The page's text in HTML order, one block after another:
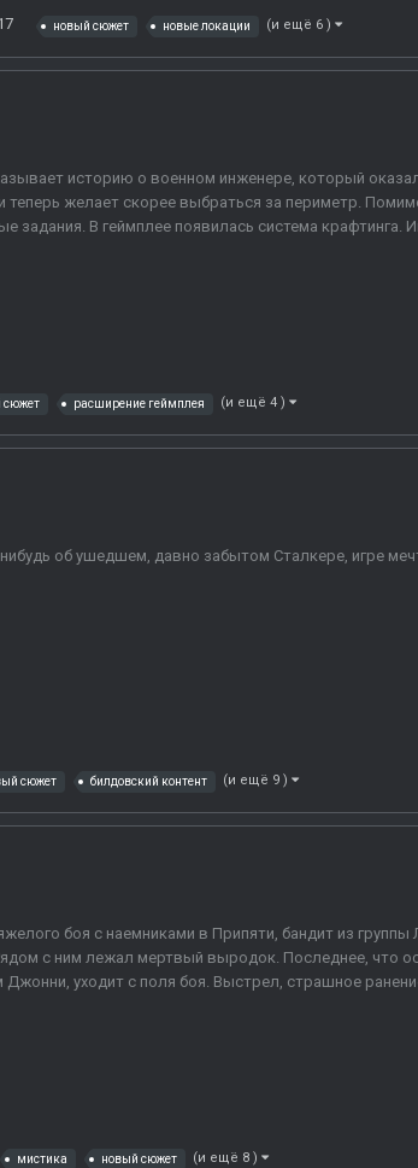
новый сюжет новые локации (и ещё 6 )
историю о военном инженере, который
теперь желает скорее выбраться за периметр.
задания. В геймплее появилась система крафтинга.
сюжет расширение геймплея (и ещё 4 )
об ушедшем, давно забытом Сталкере, игре
сюжет билдовский контент (и ещё 9 )
боя с наемниками в Припяти, бандит из
с ним лежал мертвый выродок. Последнее, что
Джонни, уходит с поля боя. Выстрел, страшное
мистика новый сюжет (и ещё 8 )